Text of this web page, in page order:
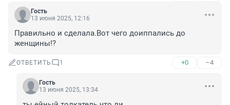
Гость
13 июня 2025, 12:16
Правильно и сделала.Вот чего доиппались до
женщины!?
ОТВЕТИТЬ 1 +0 –4
Гость
13 июня 2025, 13:34